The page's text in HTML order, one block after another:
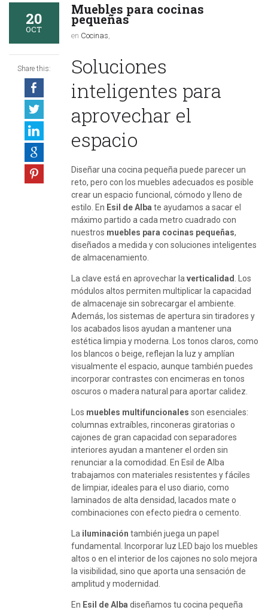
20
OCT
Share this:
Muebles para cocinas
pequeñas
en Cocinas
Soluciones
inteligentes para
aprovechar el
espacio
Diseñar una cocina pequeña puede parecer un
reto, pero con los muebles adecuados es posible
crear un espacio funcional, cómodo y lleno de
estilo. En Esil de Alba te ayudamos a sacar el
máximo partido a cada metro cuadrado con
nuestros muebles para cocinas pequeñas,
diseñados a medida y con soluciones inteligentes
de almacenamiento.
La clave está en aprovechar la verticalidad
. Los
módulos altos permiten multiplicar la capacidad
de almacenaje sin sobrecargar el ambiente.
Además, los sistemas de apertura sin tiradores y
los acabados lisos ayudan a mantener una
estética limpia y moderna. Los tonos claros, como
los blancos o beige, reflejan la luz y amplían
visualmente el espacio, aunque también puedes
incorporar contrastes con encimeras en tonos
oscuros o madera natural para aportar calidez.
Los muebles multifuncionales son esenciales:
columnas extraíbles, rinconeras giratorias o
cajones de gran capacidad con separadores
interiores ayudan a mantener el orden sin
renunciar a la comodidad. En Esil de Alba
trabajamos con materiales resistentes y fáciles
de limpiar, ideales para el uso diario, como
laminados de alta densidad, lacados mate o
combinaciones con efecto piedra o cemento.
La iluminación también juega un papel
fundamental. Incorporar luz LED bajo los muebles
altos o en el interior de los cajones no solo mejora
la visibilidad, sino que aporta una sensación de
amplitud y modernidad.
En Esil de Alba diseñamos tu cocina pequeña